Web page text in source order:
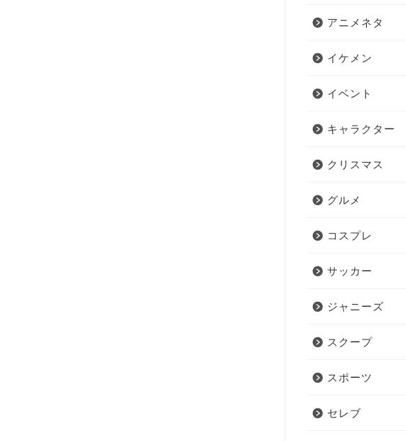
アニメネタ
イケメン
イベント
キャラクター
クリスマス
グルメ
コスプレ
サッカー
ジャニーズ
スクープ
スポーツ
セレブ